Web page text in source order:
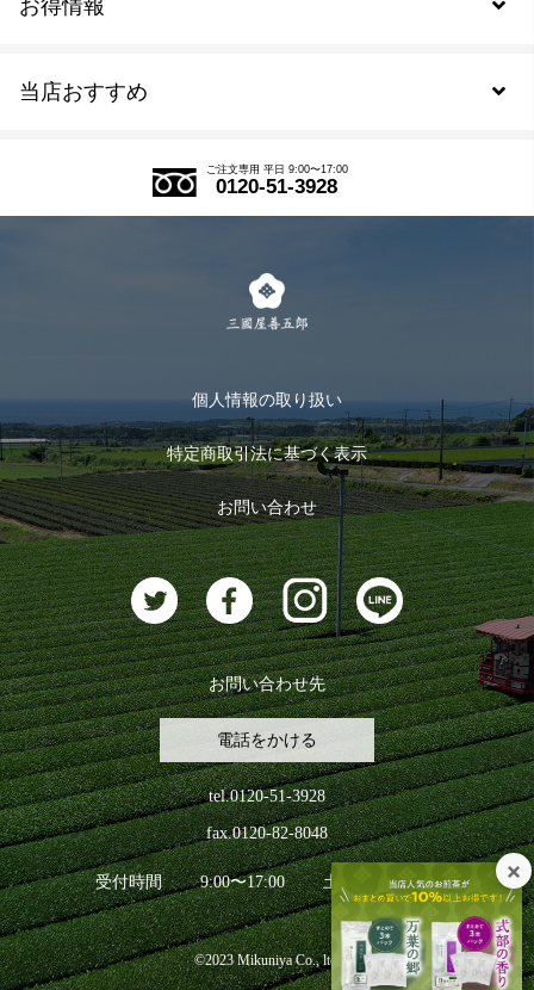
当店おすすめ
式部の香りシリーズ
お茶のギフト
おすすめのお茶
お茶に合うスイーツ
お得情報
会員規約について
ログイン
ログアウト
ご注文専用 平日 9:00〜17:00
0120-51-3928
個人情報の取り扱い
特定商取引法に基づく表示
お問い合わせ
お問い合わせ先
電話をかける
tel.0120-51-3928
fax.0120-82-8048
受付時間 9:00〜17:00 土日祝日を除く
©2023 Mikuniya Co., ltd.